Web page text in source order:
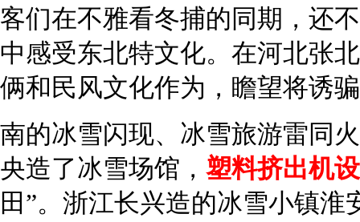
客们在不雅看冬捕的同期，还
中感受东北特文化。在河北张
俩和民风文化作为，瞻望将诱
南的冰雪闪现、冰雪旅游雷同
央造了冰雪场馆， 塑料挤出机
田”。浙江长兴造的冰雪小镇